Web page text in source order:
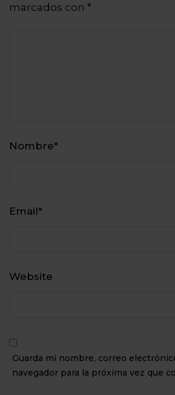
marcados con *
Nombre*
Email*
Website
Guarda mi nombre, correo
navegador para la próxima vez que